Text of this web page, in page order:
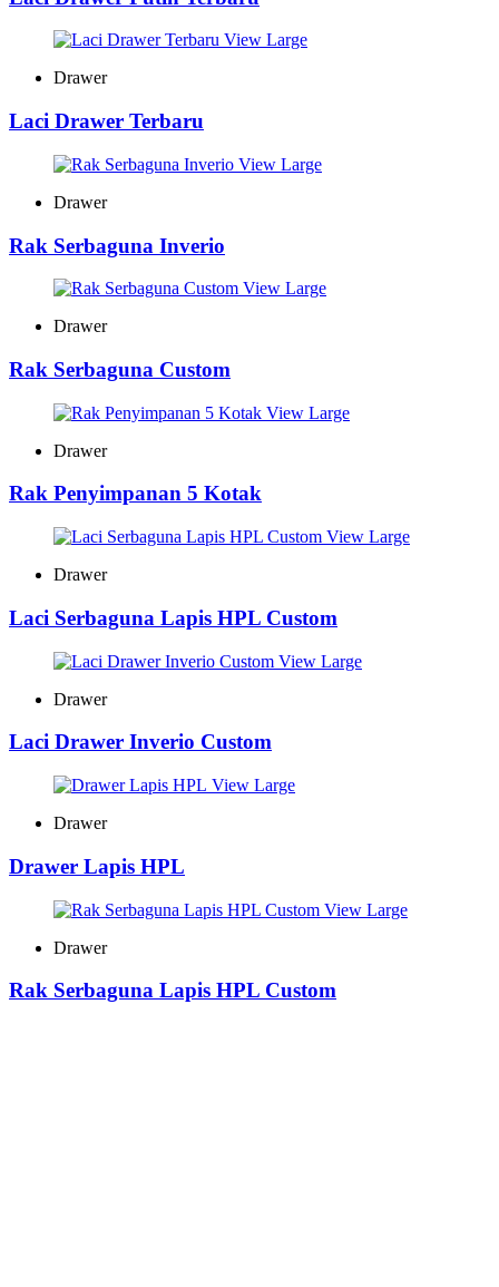
View Large
Drawer
Laci Drawer Terbaru
View Large
Drawer
Rak Serbaguna Inverio
View Large
Drawer
Rak Serbaguna Custom
View Large
Drawer
Rak Penyimpanan 5 Kotak
View Large
Drawer
Laci Serbaguna Lapis HPL Custom
View Large
Drawer
Laci Drawer Inverio Custom
View Large
Drawer
Drawer Lapis HPL
View Large
Drawer
Rak Serbaguna Lapis HPL Custom